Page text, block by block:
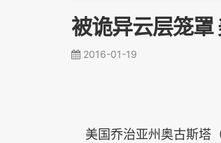
被诡异云层笼罩
2016-01-19
美国乔治亚州奥古斯塔